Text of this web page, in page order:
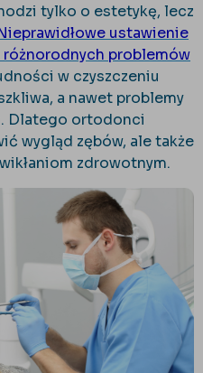
tylko o estetykę, lecz
ustawienie
problemów
w czyszczeniu
a nawet problemy
Dlatego ortodonci
wygląd zębów, ale także
zdrowotnym.